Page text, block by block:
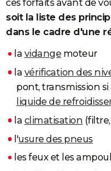
ces forfaits avant de
soit la liste des
dans le cadre d'une
la vidange moteur
la vérification des
pont, transmission
liquide de
la climatisation (filtre,
l'usure des pneus
les feux et les